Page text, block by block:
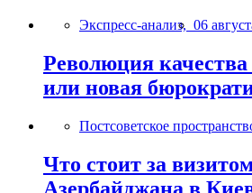
Экспресс-анализ, 06
Революция
или новая
Постсоветское
Что стоит за